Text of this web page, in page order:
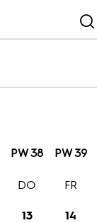
PW 38 PW 39
13
DO
14
FR